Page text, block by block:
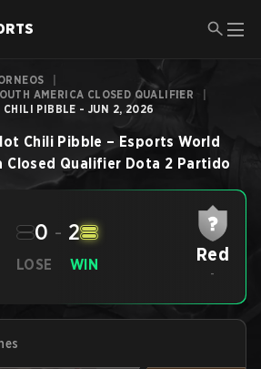
AMERICA CLOSED QUALIFIER
CHILI PIBBLE - JUN 2, 2026
Chili Pibble – Esports World
Closed Qualifier Dota 2 Partido
LOSE
0 - 2
WIN Red
-